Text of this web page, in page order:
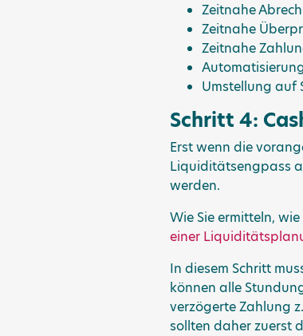
Zeitnahe
Zeitnahe
Zeitnahe
Umstellung auf
Schritt 4:
Erst wenn die
Liquiditätsengpass
werden.
Wie Sie ermitteln,
einer
In diesem Schritt
können alle
verzögerte Zahlung
sollten daher zuerst